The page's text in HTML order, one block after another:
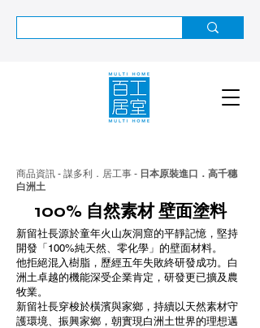
商品資訊 - 謀多利．居工事 - 日本原裝進口．高千穗
白洲土
100% 自然素材 壁面塗料
新留社長源於童年火山灰洞窟的平靜記憶，堅持
開發「100%純天然、零化學」的壁面材料。
他拒絕混入樹脂，歷經五年失敗終研發成功。白
洲土卓越的機能深受企業肯定，研發更已擴及農
牧業。
新留社長穿梭於橫濱與家鄉，持續以天然素材守
護環境、振興家鄉，朝實現白洲土世界的理想邁